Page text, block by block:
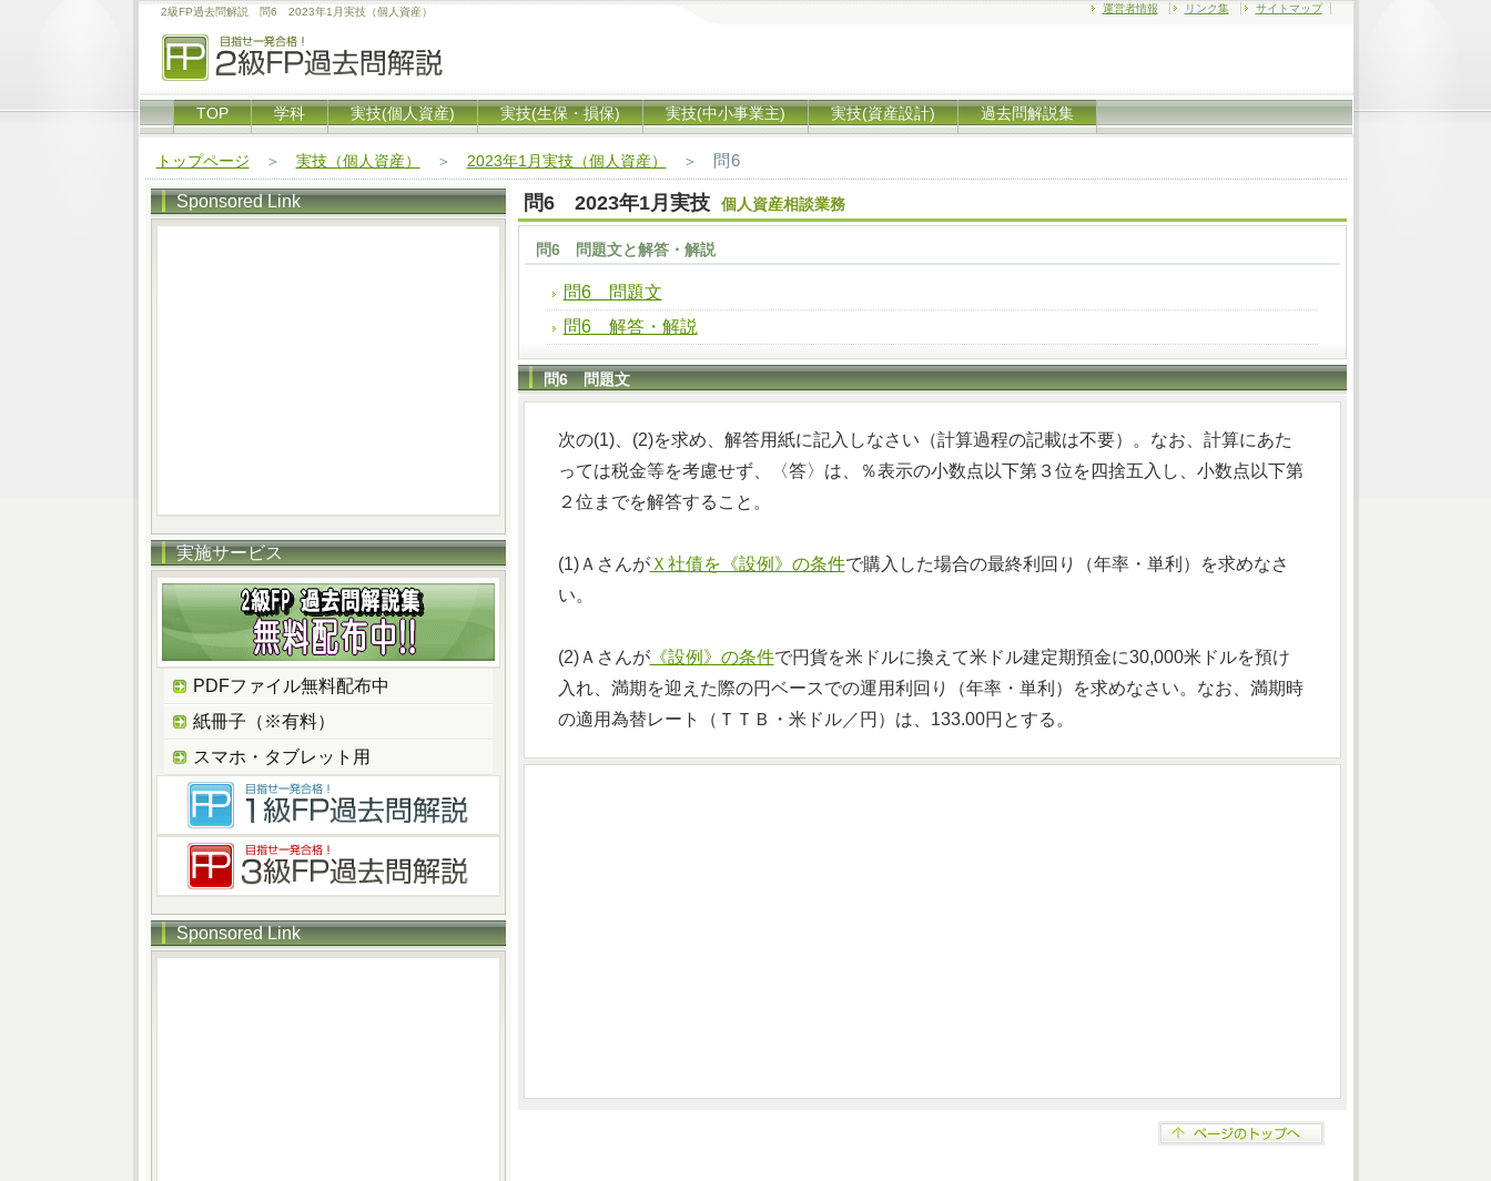
2級FP過去問解説 問6 2023年1月実技（個人資産） 運営者情報 リンク集 サイトマップ
TOP 学科 実技(個人資産) 実技(生保・損保) 実技(中小事業主) 実技(資産設計) 過去問解説集
トップページ ＞ 実技（個人資産） ＞ 2023年1月実技（個人資産） ＞ 問6
問6 2023年1月実技 個人資産相談業務
問6 問題文と解答・解説
問6 問題文
問6 解答・解説
問6 問題文
次の(1)、(2)を求め、解答用紙に記入しなさい（計算過程の記載は不要）。なお、計算にあた
っては税金等を考慮せず、〈答〉は、％表示の小数点以下第３位を四捨五入し、小数点以下第
２位までを解答すること。
(1)ＡさんがＸ社債を《設例》の条件で購入した場合の最終利回り（年率・単利）を求めなさ
い。
(2)Ａさんが《設例》の条件で円貨を米ドルに換えて米ドル建定期預金に30,000米ドルを預け
入れ、満期を迎えた際の円ベースでの運用利回り（年率・単利）を求めなさい。なお、満期時
の適用為替レート（ＴＴＢ・米ドル／円）は、133.00円とする。
Sponsored Link
実施サービス
PDFファイル無料配布中
紙冊子（※有料）
スマホ・タブレット用
Sponsored Link